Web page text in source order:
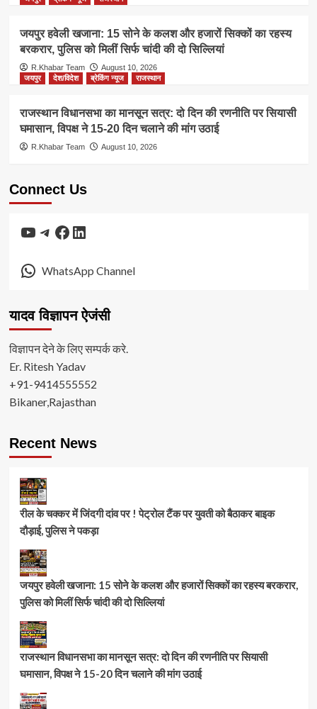
जयपुर हवेली खजाना: 15 सोने के कलश और हजारों सिक्कों का रहस्य
बरकरार, पुलिस को मिलीं सिर्फ चांदी की दो सिल्लियां
R.Khabar Team
August 10, 2026
जयपुर
देश/विदेश ब्रेकिंग न्यूज राजस्थान
राजस्थान विधानसभा का मानसून सत्र: दो दिन की रणनीति पर सियासी
घमासान, विपक्ष ने 15-20 दिन चलाने की मांग उठाई
R.Khabar Team August 10, 2026
Connect Us
YouTube
Telegram
Facebook
LinkedIn
WhatsApp Channel
यादव विज्ञापन ऐजंसी
विज्ञापन देने के लिए सम्पर्क करे.
Er. Ritesh Yadav
+91-9414555552
Bikaner,Rajasthan
Recent News
रील के चक्कर में जिंदगी दांव पर ! पेट्रोल टैंक पर युवती को बैठाकर बाइक
दौड़ाई, पुलिस ने पकड़ा
जयपुर हवेली खजाना: 15 सोने के कलश और हजारों सिक्कों का रहस्य बरकरार,
पुलिस को मिलीं सिर्फ चांदी की दो सिल्लियां
राजस्थान विधानसभा का मानसून सत्र: दो दिन की रणनीति पर सियासी
घमासान, विपक्ष ने 15-20 दिन चलाने की मांग उठाई